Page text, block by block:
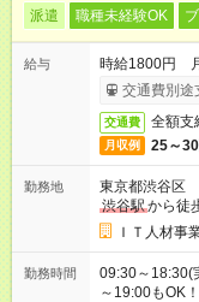
派遣 職種未経験OK
給与
時給1800円
交通費別途
交通費 全額支
月収例 25～
勤務地
東京都渋谷区
渋谷駅から徒
ＩＴ人材事
勤務時間
09:30～
～19:00もOK